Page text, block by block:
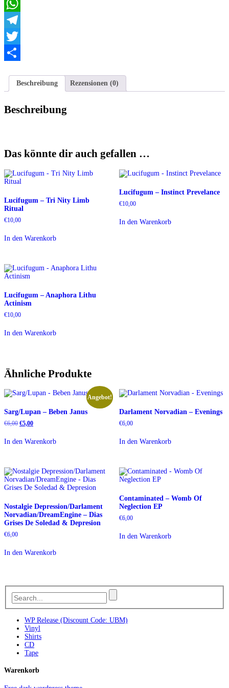
Email
WhatsApp
Telegram
Twitter
Beschreibung
Rezensionen (0)
Beschreibung
Das könnte dir auch gefallen …
Lucifugum – Tri Nity Limb
Ritual
€10,00
In den Warenkorb
Lucifugum – Instinct Prevelance
€10,00
In den Warenkorb
Lucifugum – Anaphora Lithu
Actinism
€10,00
In den Warenkorb
Ähnliche Produkte
Angebot!
Sarg/Lupan – Beben Janus
€6,00 Ursprünglicher
war:
€6,00
€5,00Aktueller
€5,00.
In den Warenkorb
Darlament Norvadian – Evenings
€6,00
In den Warenkorb
Nostalgie Depression/Darlament
Norvadian/DreamEngine – Dias
Grises De Soledad & Depresion
€6,00
In den Warenkorb
Contaminated – Womb Of
Neglection EP
€6,00
In den Warenkorb
WP Release (Discount Code: UBM)
Vinyl
Shirts
CD
Tape
Warenkorb